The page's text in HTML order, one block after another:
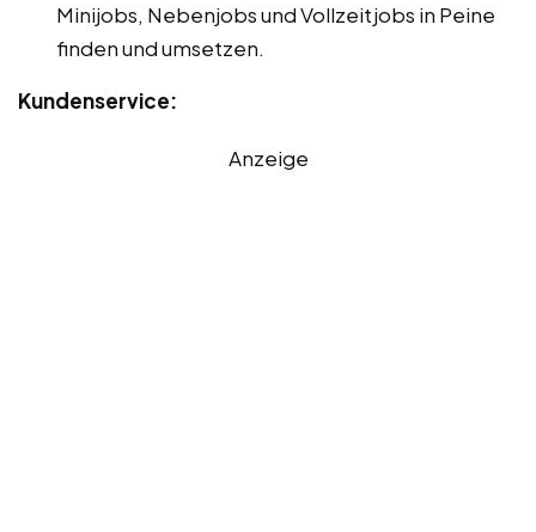
Minijobs, Nebenjobs und Vollzeitjobs in Peine
finden und umsetzen.
Kundenservice:
Anzeige